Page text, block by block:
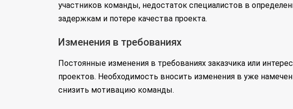
участников команды, недостаток специалистов в
задержкам и потере качества проекта.
Изменения в требованиях
Постоянные изменения в требованиях заказчика или
проектов. Необходимость вносить изменения в уже
снизить мотивацию команды.